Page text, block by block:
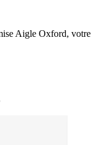
Aigle Oxford, votre